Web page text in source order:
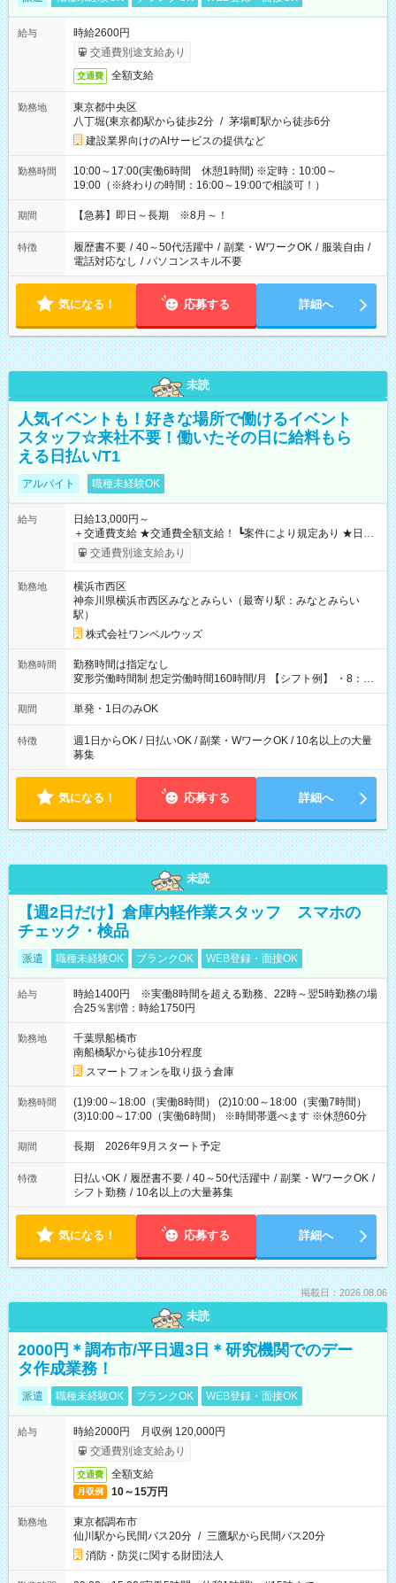
給与
時給2600円
交通費別途支給あり
交通費 全額支給
勤務地
東京都中央区
八丁堀(東京都)駅から徒歩2分 / 茅場町駅から徒歩6分
建設業界向けのAIサービスの提供など
勤務時間
10:00～17:00(実働6時間 休憩1時間) ※定時：10:00～
19:00（※終わりの時間：16:00～19:00で相談可！）
期間 【急募】即日～長期 ※8月～！
特徴 履歴書不要 / 40～50代活躍中 / 副業・WワークOK / 服装自由 /
電話対応なし / パソコンスキル不要
気になる！ 応募する 詳細へ
未読
人気イベントも！好きな場所で働けるイベント
スタッフ☆来社不要！働いたその日に給料もら
える日払い/T1
アルバイト 職種未経験OK
給与
日給13,000円～
＋交通費支給 ★交通費全額支給！ ┗案件により規定あり ★日払
いOK！（規定あり） ┗働いたその日に現金GET♪ お仕事後はコ
ンビニATMから 日払い分を引き落とせます！ 【試用期間】試
交通費別途支給あり
勤務地
横浜市西区
神奈川県横浜市西区みなとみらい（最寄り駅：みなとみらい
駅）
株式会社ワンベルウッズ
勤務時間
勤務時間は指定なし
変形労働時間制 想定労働時間160時間/月 【シフト例】 ・8：00
～21：00
期間 単発・1日のみOK
特徴
週1日からOK / 日払いOK / 副業・WワークOK / 10名以上の大量
募集
気になる！ 応募する 詳細へ
未読
【週2日だけ】倉庫内軽作業スタッフ スマホの
チェック・検品
派遣 職種未経験OK ブランクOK WEB登録・面接OK
給与
時給1400円 ※実働8時間を超える勤務、22時～翌5時勤務の場
合25％割増：時給1750円
勤務地
千葉県船橋市
南船橋駅から徒歩10分程度
スマートフォンを取り扱う倉庫
勤務時間
(1)9:00～18:00（実働8時間） (2)10:00～18:00（実働7時間）
(3)10:00～17:00（実働6時間） ※時間帯選べます ※休憩60分
期間 長期 2026年9月スタート予定
特徴 日払いOK / 履歴書不要 / 40～50代活躍中 / 副業・WワークOK /
シフト勤務 / 10名以上の大量募集
気になる！ 応募する 詳細へ
掲載日：2026.08.06
未読
2000円＊調布市/平日週3日＊研究機関でのデー
タ作成業務！
派遣 職種未経験OK ブランクOK WEB登録・面接OK
給与
時給2000円 月収例 120,000円
交通費別途支給あり
交通費 全額支給
月収例 10～15万円
勤務地
東京都調布市
仙川駅から民間バス20分 / 三鷹駅から民間バス20分
消防・防災に関する財団法人